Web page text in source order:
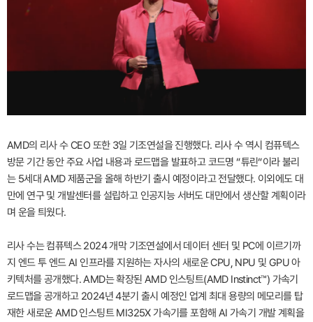
AMD의 리사 수 CEO 또한 3일 기조연설을 진행했다. 리사 수 역시 컴퓨텍스
방문 기간 동안 주요 사업 내용과 로드맵을 발표하고 코드명 “튜린“이라 불리
는 5세대 AMD 제품군을 올해 하반기 출시 예정이라고 전달했다. 이외에도 대
만에 연구 및 개발센터를 설립하고 인공지능 서버도 대만에서 생산할 계획이라
며 운을 틔웠다.
리사 수는 컴퓨텍스 2024 개막 기조연설에서 데이터 센터 및 PC에 이르기까
지 엔드 투 엔드 AI 인프라를 지원하는 자사의 새로운 CPU, NPU 및 GPU 아
키텍처를 공개했다. AMD는 확장된 AMD 인스팅트(AMD Instinct™) 가속기
로드맵을 공개하고 2024년 4분기 출시 예정인 업계 최대 용량의 메모리를 탑
재한 새로운 AMD 인스팅트 MI325X 가속기를 포함해 AI 가속기 개발 계획을